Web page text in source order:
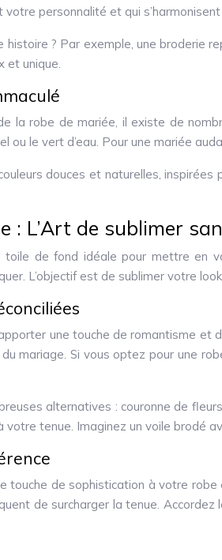
personnalité et qui
histoire ? Par exemple, une broderie
et unique.
la robe de mariée, il existe de
ou le vert d’eau. Pour une mariée
douces et naturelles,
: L’Art de sublimer
de fond idéale pour mettre en
L’objectif est de sublimer votre
une touche de romantisme
mariage. Si vous optez pour une
alternatives : couronne de
tenue. Imaginez un voile brodé
touche de sophistication à votre
de surcharger la tenue.